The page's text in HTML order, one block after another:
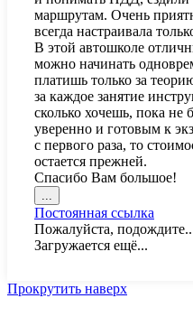
маршрутам. Очень
всегда настраивала
В этой автошколе
можно начинать
платишь только за
за каждое занятие
сколько хочешь, пока не
уверенно и готовым к
с первого раза, то
остается прежней.
Спасибо Вам большое!
этот
метабокс
в
другое
Постоянная ссылка
Пожалуйста,
Загружается ещё...
Прокрутить наверх